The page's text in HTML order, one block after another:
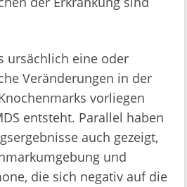
ursächlich eine oder
Veränderungen in der
vorliegen
entsteht. Parallel haben
auch gezeigt,
und
die sich negativ auf die